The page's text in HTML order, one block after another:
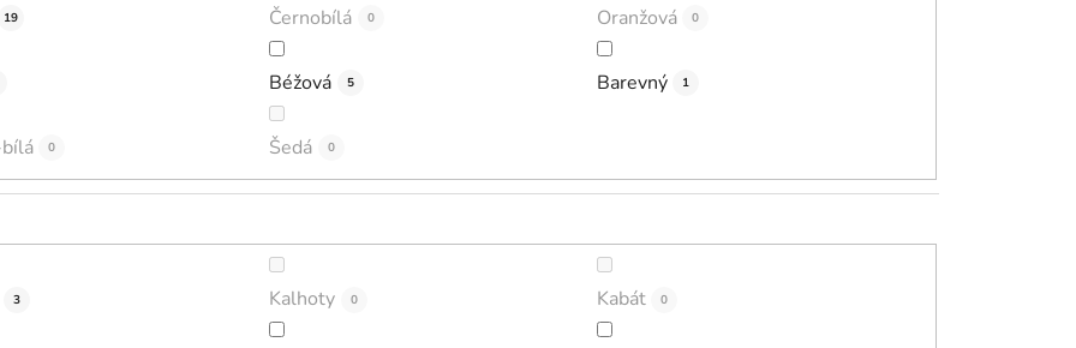
19 Černobílá 0 Oranžová 0
Béžová 5 Barevný 1
0 Šedá 0
3 Kalhoty 0 Kabát 0